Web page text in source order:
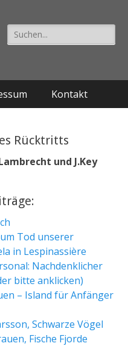
Suche
nach:
Kontakt
Rücktritts
und J.Key
Tod unserer
in Lespinassière
Nachdenklicher
bitte anklicken)
– Island für Anfänger
Schwarze Vögel
Fische Fjorde